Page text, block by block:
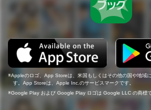
Appleのロゴ、App Storeは、米国もしくはその他の国や地域
す。App Storeは、Apple Inc.のサービスマークです。
Google Play および Google Play ロゴは Google LLC の商標で